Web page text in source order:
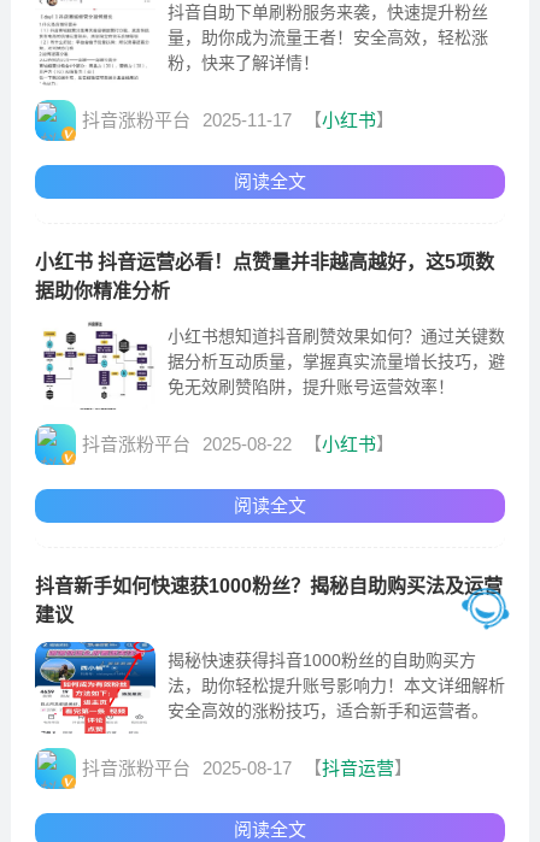
抖音自助下单刷粉服务来袭，快速提升粉丝
量，助你成为流量王者！安全高效，轻松涨
粉，快来了解详情！
抖音涨粉平台 2025-11-17 【小红书】
阅读全文
小红书 抖音运营必看！点赞量并非越高越好，这5项数
据助你精准分析
小红书想知道抖音刷赞效果如何？通过关键数
据分析互动质量，掌握真实流量增长技巧，避
免无效刷赞陷阱，提升账号运营效率！
抖音涨粉平台 2025-08-22 【小红书】
阅读全文
抖音新手如何快速获1000粉丝？揭秘自助购买法及运营
建议
揭秘快速获得抖音1000粉丝的自助购买方
法，助你轻松提升账号影响力！本文详细解析
安全高效的涨粉技巧，适合新手和运营者。
抖音涨粉平台 2025-08-17 【抖音运营】
阅读全文